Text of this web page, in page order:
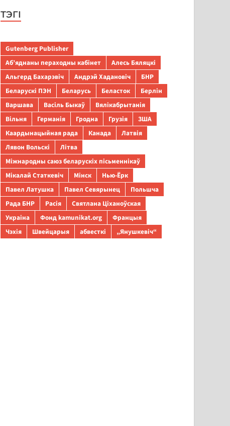
ТЭГІ
Gutenberg Publisher
Аб’яднаны пераходны кабінет
Алесь Бяляцкі
Альгерд Бахарэвіч
Андрэй Хадановіч
БНР
Беларускі ПЭН
Беларусь Беласток
Берлін
Варшава
Васіль Быкаў
Вялікабрытанія
Вільня
Германія Гродна Грузія
ЗША
Каардынацыйная рада
Канада
Латвія
Лявон Вольскі
Літва
Міжнародны саюз беларускіх пісьменнікаў
Мікалай Статкевіч
Мінск
Нью-Ёрк
Павел Латушка
Павел Севярынец
Польшча
Рада БНР
Расія
Святлана Ціханоўская
Украіна
Фонд kamunikat.org
Францыя
Чэхія
Швейцарыя абвесткі „Янушкевіч“